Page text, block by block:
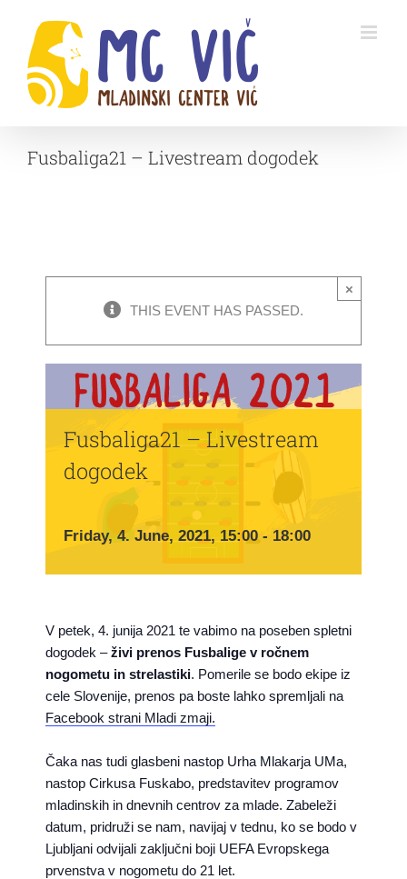
content
Fusbaliga21 – Livestream dogodek
×
THIS EVENT HAS PASSED.
Fusbaliga21 – Livestream
dogodek
Friday, 4. June, 2021, 15:00- 18:00
V petek, 4. junija 2021 te vabimo na poseben spletni
dogodek –živi prenos Fusbalige v ročnem
nogometu in strelastiki. Pomerile se bodo ekipe iz
cele Slovenije, prenos pa boste lahko spremljali na
Facebook strani Mladi zmaji.
Čaka nas tudi glasbeni nastop Urha Mlakarja UMa,
nastop Cirkusa Fuskabo, predstavitev programov
mladinskih in dnevnih centrov za mlade. Zabeleži
datum, pridruži se nam, navijaj v tednu, ko se bodo v
Ljubljani odvijali zaključni boji UEFA Evropskega
prvenstva v nogometu do 21 let.